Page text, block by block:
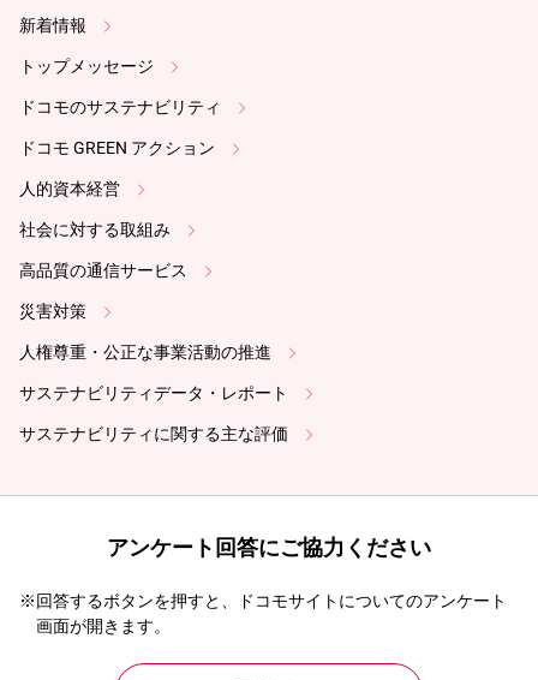
新着情報
トップメッセージ
ドコモのサステナビリティ
ドコモ GREEN アクション
人的資本経営
社会に対する取組み
高品質の通信サービス
災害対策
人権尊重・公正な事業活動の推進
サステナビリティデータ・レポート
サステナビリティに関する主な評価
アンケート回答にご協力ください
※回答するボタンを押すと、ドコモサイトについてのアンケート
画面が開きます。